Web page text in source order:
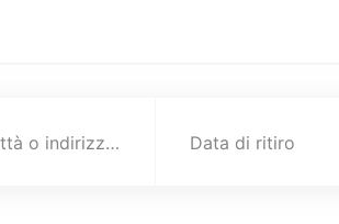
Destinazione (città o indirizzo) Data di ritiro